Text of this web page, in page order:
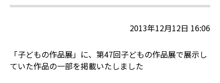
2013年12月12日 16:06
「子どもの作品展」に、第47回子どもの作品展で展示し
ていた作品の一部を掲載いたしました